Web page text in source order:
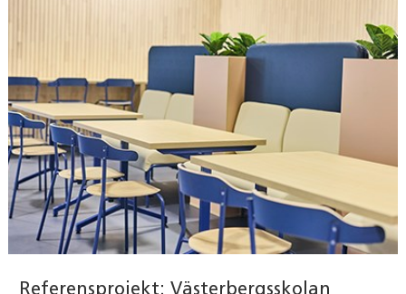
Referensprojekt: Västerbergsskolan